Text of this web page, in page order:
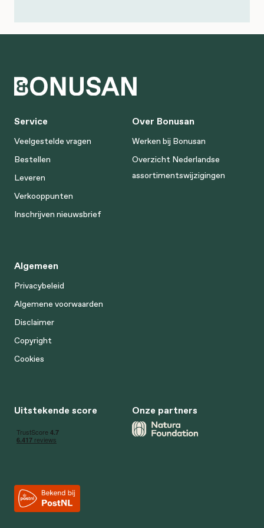
Service
Veelgestelde vragen
Bestellen
Leveren
Verkooppunten
Inschrijven nieuwsbrief
Over Bonusan
Werken bij Bonusan
Overzicht Nederlandse
assortimentswijzigingen
Algemeen
Privacybeleid
Algemene voorwaarden
Disclaimer
Copyright
Cookies
Uitstekende score Onze partners